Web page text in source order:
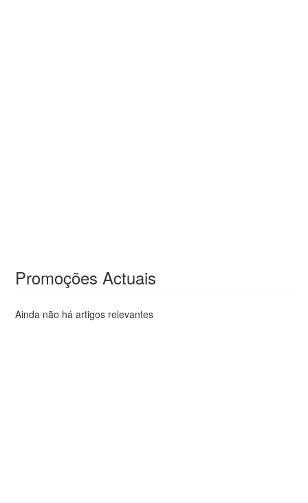
Promoções Actuais
Ainda não há artigos relevantes